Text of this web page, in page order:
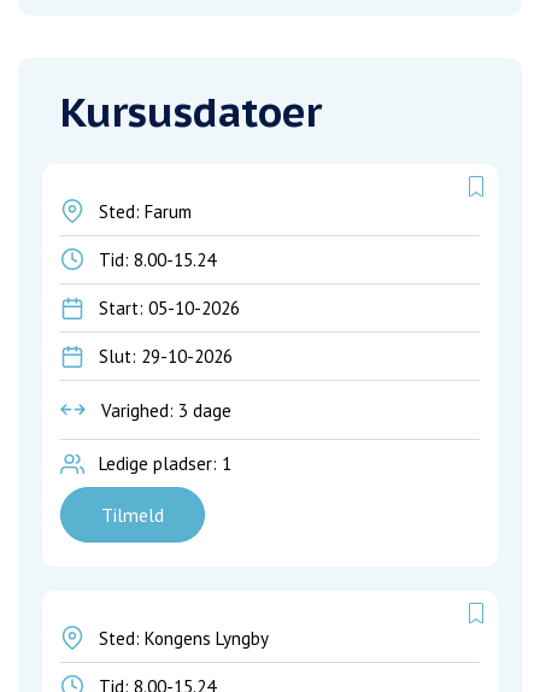
Kursusdatoer
Sted: Farum
Tid: 8.00-15.24
Start: 05-10-2026
Slut: 29-10-2026
Varighed: 3 dage
Ledige pladser: 1
Tilmeld
Sted: Kongens Lyngby
Tid: 8.00-15.24